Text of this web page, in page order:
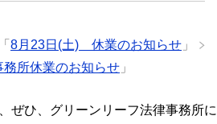
「 8月23日(土) 休業のお知らせ 」
所休業のお知らせ 」
ぜひ、グリーンリーフ法律事務所に